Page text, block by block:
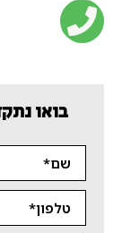
בואו